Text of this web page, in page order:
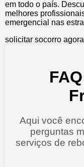
em todo o país.
melhores
emergencial nas
solicitar socorro agora
Aqui você
perguntas
serviços de